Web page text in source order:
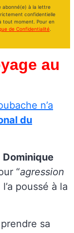
abonné(e) à la lettre
confidentielle
tout moment. Pour en
de Confidentialité
au
n’a
du
Dominique
“agression
poussé à la
sa